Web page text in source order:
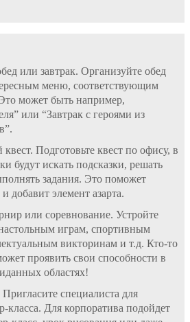
или завтрак. Организуйте обед
меню, соответствующим
может быть например,
или “Завтрак с героями из
Подготовьте квест по офису, в
будут искать подсказки, решать
задания. Это поможет
добавит элемент азарта.
или соревнование. Устройте
играм, спортивным
викторинам и т.д. Кто-то
проявить свои способности в
областях!
специалиста для
класса. Для корпоратива подойдет